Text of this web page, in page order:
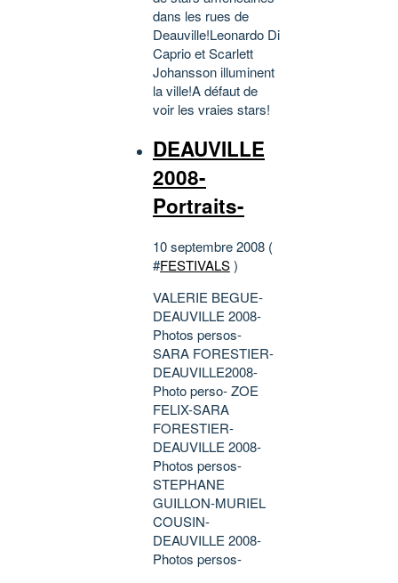
dans les rues de
Deauville!Leonardo Di
Caprio et Scarlett
Johansson illuminent
la ville!A défaut de
voir les vraies stars!
DEAUVILLE
2008-
Portraits-
10 septembre 2008 (
#FESTIVALS)
VALERIE BEGUE-
DEAUVILLE 2008-
Photos persos-
SARA FORESTIER-
DEAUVILLE2008-
Photo perso- ZOE
FELIX-SARA
FORESTIER-
DEAUVILLE 2008-
Photos persos-
STEPHANE
GUILLON-MURIEL
COUSIN-
DEAUVILLE 2008-
Photos persos-